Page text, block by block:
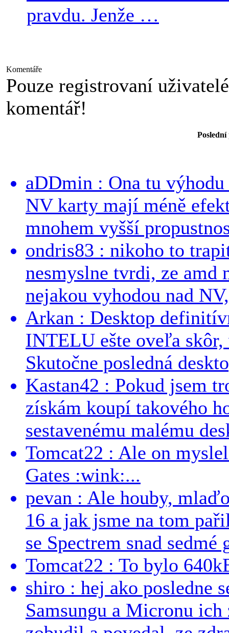
pravdu. Jenže …
Komentáře
Pouze registrovaní
komentář!
aDDmin : Ona tu
NV karty mají méně
mnohem vyšší
ondris83 : nikoho to
nesmyslne tvrdi, ze
nejakou vyhodou nad
Arkan : Desktop
INTELU ešte oveľa
Skutočne posledná
Kastan42 : Pokud jsem
získám koupí takového
sestavenému malému
Tomcat22 : Ale on
Gates :wink:...
pevan : Ale houby,
16 a jak jsme na tom
se Spectrem snad sedmé
Tomcat22 : To bylo
shiro : hej ako posledne
Samsungu a Micronu